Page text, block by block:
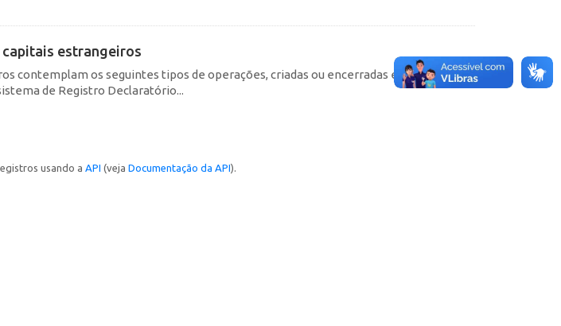
estrangeiros
contemplam os seguintes tipos de operações, criadas ou encerradas em cada
de Registro Declaratório...
usando a API (veja Documentação da API).